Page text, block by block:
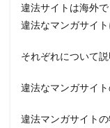
違法サイトは海外
違法なマンガサイ
それぞれについて説
違法なマンガサイ
違法マンガサイト